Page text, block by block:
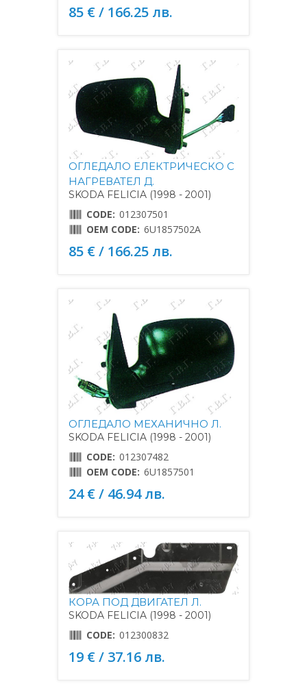
85 € / 166.25 лв.
ОГЛЕДАЛО ЕЛЕКТРИЧЕСКО С
НАГРЕВАТЕЛ Д.
SKODA FELICIA (1998 - 2001)
CODE: 012307501
OEM CODE: 6U1857502A
85 € / 166.25 лв.
ОГЛЕДАЛО МЕХАНИЧНО Л.
SKODA FELICIA (1998 - 2001)
CODE: 012307482
OEM CODE: 6U1857501
24 € / 46.94 лв.
КОРА ПОД ДВИГАТЕЛ Л.
SKODA FELICIA (1998 - 2001)
CODE: 012300832
19 € / 37.16 лв.